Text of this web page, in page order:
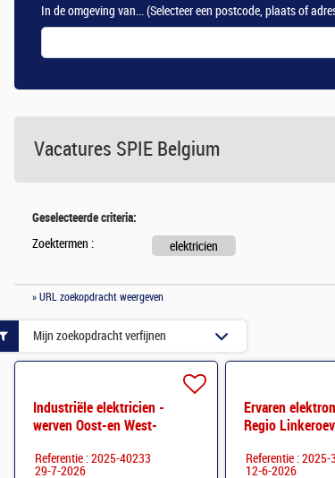
In de omgeving van...(Selecteer een postcode, plaats of
Vacatures SPIE Belgium
Geselecteerde criteria:
Zoektermen : elektricien
» URL zoekopdracht weergeven
Industriële elektricien -
werven Oost-en West-
Referentie : 2025-40233
29-7-2026
Ervaren
Regio
Referentie : 2025-
12-6-2026
Mijn zoekopdracht verfijnen